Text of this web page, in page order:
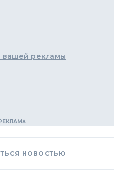
вашей рекламы
НОВОСТЬЮ